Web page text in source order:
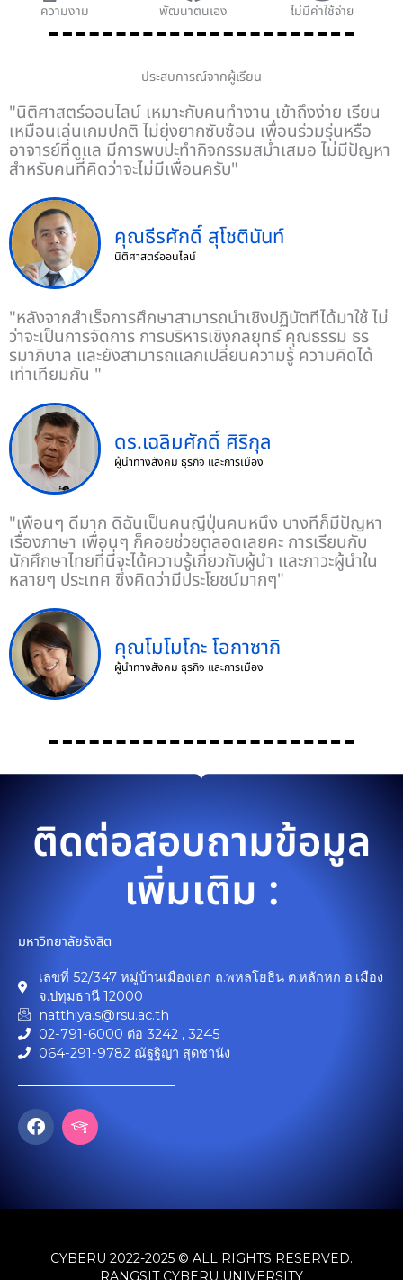
ความงาม พัฒนาตนเอง ไม่มีค่าใช้จ่าย
ประสบการณ์จากผู้เรียน
"นิติศาสตร์ออนไลน์ เหมาะกับคนทำงาน เข้าถึงง่าย เรียน
เหมือนเล่นเกมปกติ ไม่ยุ่งยากซับซ้อน เพื่อนร่วมรุ่นหรือ
อาจารย์ที่ดูแล มีการพบปะทำกิจกรรมสม่ำเสมอ ไม่มีปัญหา
สำหรับคนที่คิดว่าจะไม่มีเพื่อนครับ"
คุณธีรศักดิ์ สุโชตินันท์
นิติศาสตร์ออนไลน์
"หลังจากสำเร็จการศึกษาสามารถนำเชิงปฏิบัตที่ได้มาใช้ ไม่
ว่าจะเป็นการจัดการ การบริหารเชิงกลยุทธ์ คุณธรรม ธร
รมาภิบาล และยังสามารถแลกเปลี่ยนความรู้ ความคิดได้
เท่าเทียมกัน "
ดร.เฉลิมศักดิ์ ศิริกุล
ผู้นำทางสังคม ธุรกิจ และการเมือง
"เพื่อนๆ ดีมาก ดิฉันเป็นคนญี่ปุ่นคนหนึ่ง บางที่ก็มีปัญหา
เรื่องภาษา เพื่อนๆ ก็คอยช่วยตลอดเลยคะ การเรียนกับ
นักศึกษาไทยที่นี่จะได้ความรู้เกี่ยวกับผู้นำ และภาวะผู้นำใน
หลายๆ ประเทศ ซึ่งคิดว่ามีประโยชน์มากๆ"
คุณโมโมโกะ โอกาซากิ
ผู้นำทางสังคม ธุรกิจ และการเมือง
ติดต่อสอบถามข้อมูล
เพิ่มเติม :
มหาวิทยาลัยรังสิต
เลขที่ 52/347 หมู่บ้านเมืองเอก ถ.พหลโยธิน ต.หลักหก อ.เมือง
จ.ปทุมธานี 12000
natthiya.s@rsu.ac.th
02-791-6000 ต่อ 3242 , 3245
064-291-9782 ณัฐฐิญา สุดชานัง
F
a
o
I
c
g
d
CYBERU 2022-2025 © ALL RIGHTS RESERVED.
RANGSIT CYBERU UNIVERSITY